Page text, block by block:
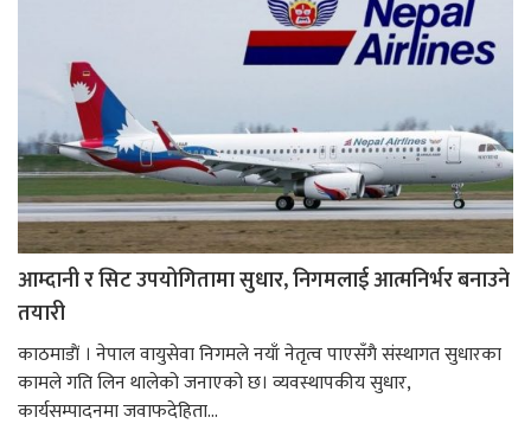
आम्दानी र सिट उपयोगितामा सुधार, निगमलाई आत्मनिर्भर बनाउने
तयारी
काठमाडाैं । नेपाल वायुसेवा निगमले नयाँ नेतृत्व पाएसँगै संस्थागत सुधारका
कामले गति लिन थालेको जनाएको छ। व्यवस्थापकीय सुधार,
कार्यसम्पादनमा जवाफदेहिता...